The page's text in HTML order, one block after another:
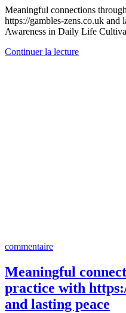
Meaningful connections
https://gambles-zens.co.uk
Awareness in Daily Life
Continuer la lecture
commentaire
Meaningful
practice with
and lasting peace